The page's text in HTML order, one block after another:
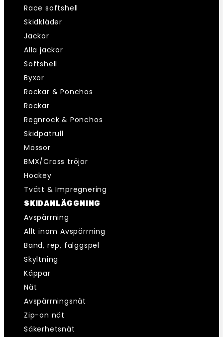
Race softshell
Skidkläder
Jackor
Alla jackor
Softshell
Byxor
Rockar & Ponchos
Rockar
Regnrock & Ponchos
Skidpatrull
Mössor
BMX/Cross tröjor
Hockey
Tvätt & Impregnering
SKIDANLÄGGNING
Avspärrning
Allt inom Avspärrning
Band, rep, falggspel
Skyltning
Käppar
Nät
Avspärrningsnät
Zip-on nät
Säkerhetsnät